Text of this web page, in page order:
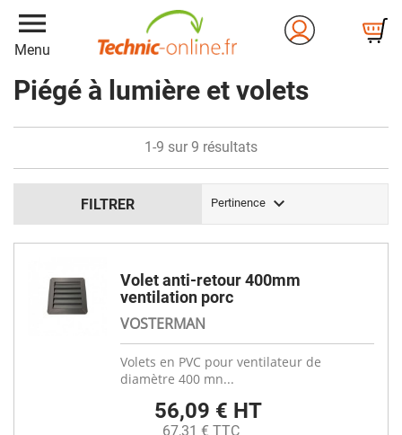
menu
Menu
Piégé à lumière et volets
FILTRER Pertinence 
1-9 sur 9 résultats
Volet anti-retour 400mm
ventilation porc
VOSTERMAN
Volets en PVC pour ventilateur de
diamètre 400 mn...
56,09 € HT
67,31 € TTC